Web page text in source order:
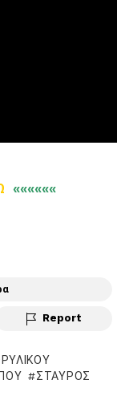
««««««
Report
ΠΟΥ
ΣΤΑΥΡΌΣ